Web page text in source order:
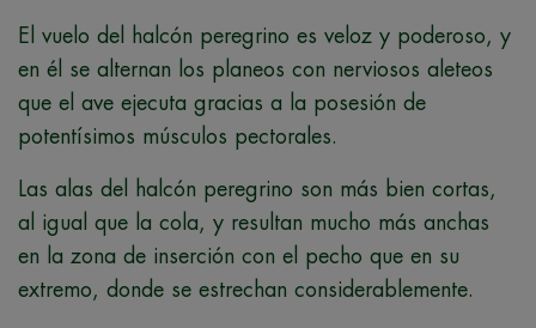
El vuelo del halcón peregrino es veloz y poderoso, y
en él se alternan los planeos con nerviosos aleteos
que el ave ejecuta gracias a la posesión de
potentísimos músculos pectorales.
Las alas del halcón peregrino son más bien cortas,
al igual que la cola, y resultan mucho más anchas
en la zona de inserción con el pecho que en su
extremo, donde se estrechan considerablemente.